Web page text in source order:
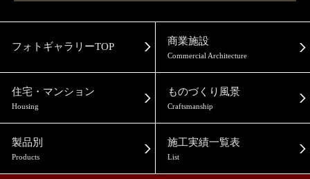
フォトギャラリーTOP 商業施設
Commercial Architecture
住宅・マンション
Housing
ものづくり風景
Craftsmanship
製品別
Products
施工実績一覧表
List